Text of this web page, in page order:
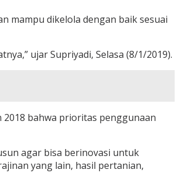
mampu dikelola dengan baik sesuai
ujar Supriyadi, Selasa (8/1/2019).
bahwa prioritas penggunaan
agar bisa berinovasi untuk
yang lain, hasil pertanian,